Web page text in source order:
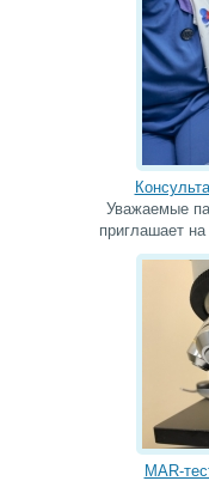
Уважаемые
приглашает на
MAR-